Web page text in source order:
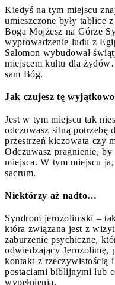
Kiedyś na tym miejscu
umieszczone były tablice
Boga Mojżesz na Górze
wyprowadzenie ludu z
Salomon wybudował
miejscem kultu dla
sam Bóg.
Jak czujesz tę
Jest w tym miejscu tak
odczuwasz silną potrzebę
przestrzeń kiczowata czy
Odczuwasz pragnienie,
miejsca. W tym miejscu
sacrum.
Niektórzy aż nadto…
Syndrom jerozolimski –
która związana jest z
zaburzenie psychiczne,
odwiedzający Jerozolimę,
kontakt z rzeczywistością
postaciami biblijnymi lub
wypełnienia.